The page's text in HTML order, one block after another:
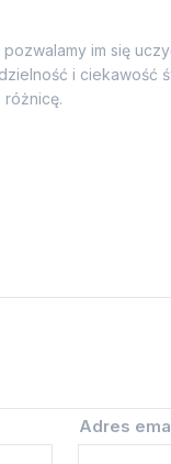
im się
i ciekawość
różnicę.
Adres